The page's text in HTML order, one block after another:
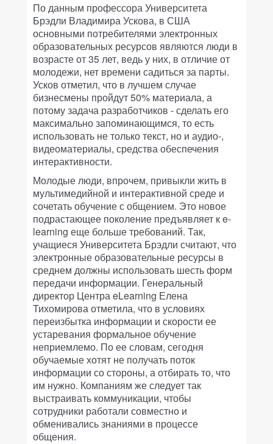
По данным профессора Университета
Брэдли Владимира Ускова, в США
основными потребителями электронных
образовательных ресурсов являются люди в
возрасте от 35 лет, ведь у них, в отличие от
молодежи, нет времени садиться за парты.
Усков отметил, что в лучшем случае
бизнесмены пройдут 50% материала, а
потому задача разработчиков - сделать его
максимально запоминающимся, то есть
использовать не только текст, но и аудио-,
видеоматериалы, средства обеспечения
интерактивности.
Молодые люди, впрочем, привыкли жить в
мультимедийной и интерактивной среде и
сочетать обучение с общением. Это новое
подрастающее поколение предъявляет к e-
learning еще больше требований. Так,
учащиеся Университета Брэдли считают, что
электронные образовательные ресурсы в
среднем должны использовать шесть форм
передачи информации. Генеральный
директор Центра eLearning Елена
Тихомирова отметила, что в условиях
переизбытка информации и скорости ее
устаревания формальное обучение
неприемлемо. По ее словам, сегодня
обучаемые хотят не получать поток
информации со стороны, а отбирать то, что
им нужно. Компаниям же следует так
выстраивать коммуникации, чтобы
сотрудники работали совместно и
обменивались знаниями в процессе
общения.